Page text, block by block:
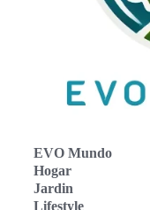
EVO Mundo
Hogar
Jardin
Lifestyle